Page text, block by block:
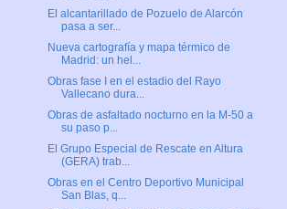
El alcantarillado de Pozuelo de Alarcón
pasa a ser...
Nueva cartografía y mapa térmico de
Madrid: un hel...
Obras fase I en el estadio del Rayo
Vallecano dura...
Obras de asfaltado nocturno en la M-50 a
su paso p...
El Grupo Especial de Rescate en Altura
(GERA) trab...
Obras en el Centro Deportivo Municipal
San Blas, q...